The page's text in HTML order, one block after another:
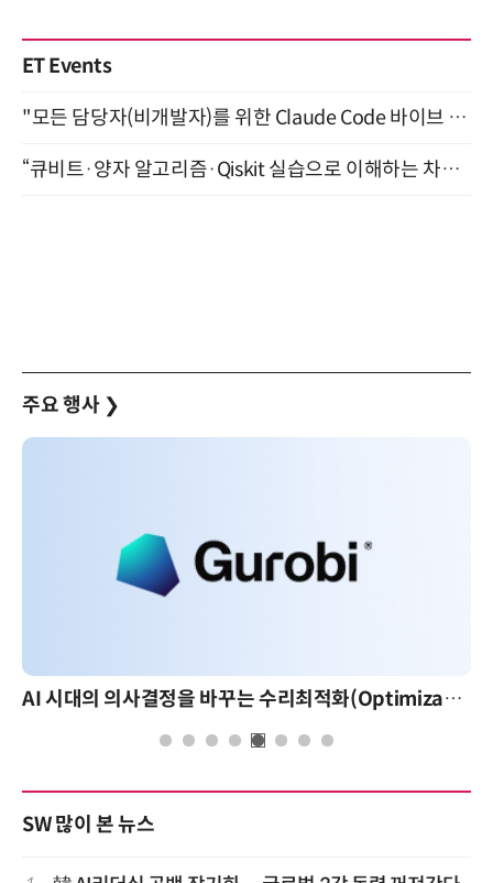
ET Events
"모든 담당자(비개발자)를 위한 Claude Code 바이브 코딩 2-day 부트캠프" 9월 16~17일 개최
“큐비트·양자 알고리즘·Qiskit 실습으로 이해하는 차세대 컴퓨팅” (8/28)
주요 행사 ❯
AI 시대의 의사결정을 바꾸는 수리최적화(Optimization): 실제 산업 적용 사례와 활용 전략
SW 많이 본 뉴스